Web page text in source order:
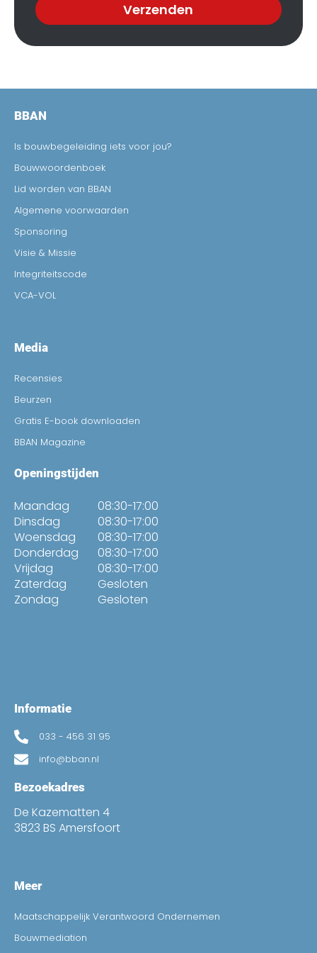
Verzenden
BBAN
Is bouwbegeleiding iets voor jou?
Bouwwoordenboek
Lid worden van BBAN
Algemene voorwaarden
Sponsoring
Visie & Missie
Integriteitscode
VCA-VOL
Media
Recensies
Beurzen
Gratis E-book downloaden
BBAN Magazine
Openingstijden
Maandag
Dinsdag
Woensdag
Donderdag
Vrijdag
Zaterdag
Zondag
08:30-17:00
08:30-17:00
08:30-17:00
08:30-17:00
08:30-17:00
Gesloten
Gesloten
Informatie
033 - 456 31 95
info@bban.nl
Bezoekadres
De Kazematten 4
3823 BS Amersfoort
Meer
Maatschappelijk Verantwoord Ondernemen
Bouwmediation